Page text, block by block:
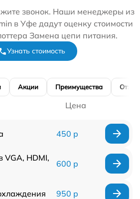
звонок. Наши менеджеры из
в Уфе дадут оценку стоимости
Замена цепи питания.
Узнать стоимость
Акции Преимущества
Цена
450 р
VGA, HDMI,
600 р
950 р